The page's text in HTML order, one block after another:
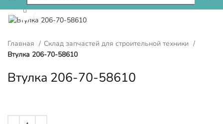
Нажмите, чтобы увеличить
Главная
Склад запчастей для строительной техники
Втулка 206-70-58610
Втулка 206-70-58610